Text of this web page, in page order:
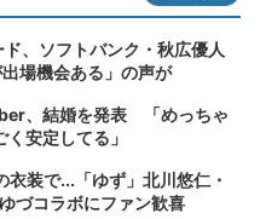
、ソフトバンク・秋広優人
場機会ある」の声が
、結婚を発表 「めっちゃ
安定してる」
装で...「ゆず」北川悠仁・
づコラボにファン歓喜